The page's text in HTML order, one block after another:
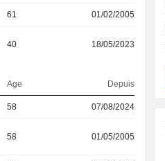
61 01/02/2005
40 18/05/2023
Age Depuis
58 07/08/2024
58 01/05/2005